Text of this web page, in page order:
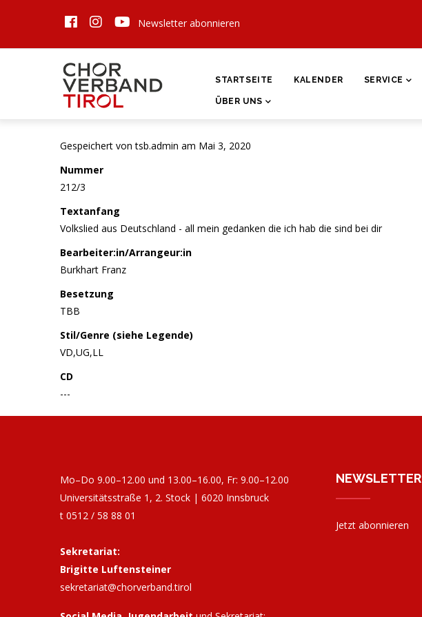
Newsletter abonnieren
HAUPTNAVIGATION
STARTSEITE KALENDER SERVICE
ÜBER UNS
Gespeichert vontsb.admin am Mai 3, 2020
Nummer
212/3
Textanfang
Volkslied aus Deutschland - all mein gedanken die ich hab die sind bei dir
Bearbeiter:in/Arrangeur:in
Burkhart Franz
Besetzung
TBB
Stil/Genre (siehe Legende)
VD,UG,LL
CD
---
Mo–Do 9.00–12.00 und 13.00–16.00, Fr: 9.00–12.00
Universitätsstraße 1, 2. Stock | 6020 Innsbruck
t 0512 / 58 88 01
Sekretariat:
Brigitte Luftensteiner
sekretariat@chorverband.tirol
NEWSLETTER
Jetzt abonnieren